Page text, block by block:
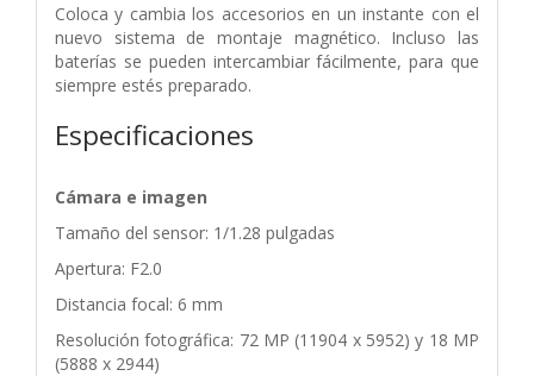
Coloca y cambia los accesorios en un instante con el
nuevo sistema de montaje magnético. Incluso las
baterías se pueden intercambiar fácilmente, para que
siempre estés preparado.
Especificaciones
Cámara e imagen
Tamaño del sensor: 1/1.28 pulgadas
Apertura: F2.0
Distancia focal: 6 mm
Resolución fotográfica: 72 MP (11904 x 5952) y 18 MP
(5888 x 2944)